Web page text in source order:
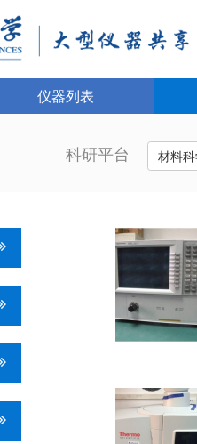
仪器列表
科研平台 材料